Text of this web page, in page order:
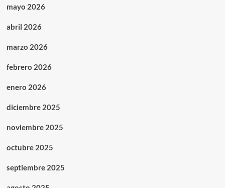
mayo 2026
abril 2026
marzo 2026
febrero 2026
enero 2026
diciembre 2025
noviembre 2025
octubre 2025
septiembre 2025